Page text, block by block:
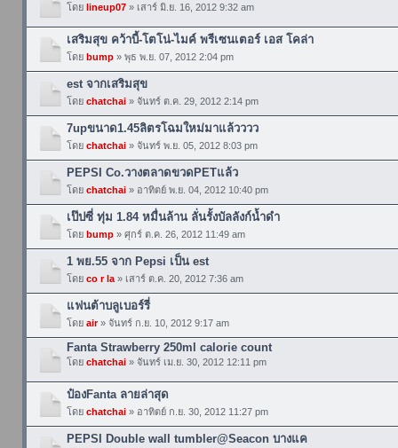
โดย lineup07» เสาร์ มิ.ย. 16, 2012 9:32 am
เสริมสุข คว้าบี้-โตโน่-ไมค์ พรีเซนเตอร์ เอส โคล่า
โดย bump» พุธ พ.ย. 07, 2012 2:04 pm
est จากเสริมสุข
โดย chatchai» จันทร์ ต.ค. 29, 2012 2:14 pm
7upขนาด1.45ลิตรโฉมใหม่มาแล้วววว
โดย chatchai» จันทร์ พ.ย. 05, 2012 8:03 pm
PEPSI Co.วางตลาดขวดPETแล้ว
โดย chatchai» อาทิตย์ พ.ย. 04, 2012 10:40 pm
เป๊ปซี่ ทุ่ม 1.84 หมื่นล้าน ลั่นรั้งบัลลังก์น้ำดำ
โดย bump» ศุกร์ ต.ค. 26, 2012 11:49 am
1 พย.55 จาก Pepsi เป็น est
โดย co r la» เสาร์ ต.ค. 20, 2012 7:36 am
แฟนต้าบลูเบอร์รี่
โดย air» จันทร์ ก.ย. 10, 2012 9:17 am
Fanta Strawberry 250ml calorie count
โดย chatchai» จันทร์ เม.ย. 30, 2012 12:11 pm
ป๋องFanta ลายล่าสุด
โดย chatchai» อาทิตย์ ก.ย. 30, 2012 11:27 pm
PEPSI Double wall tumbler@Seacon บางแค